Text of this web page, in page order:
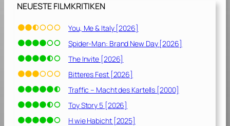
NEUESTE FILMKRITIKEN
You, Me & Italy [2026]
Spider-Man: Brand New Day [2026]
The Invite [2026]
Bitteres Fest [2026]
Traffic – Macht des Kartells [2000]
Toy Story 5 [2026]
H wie Habicht [2025]